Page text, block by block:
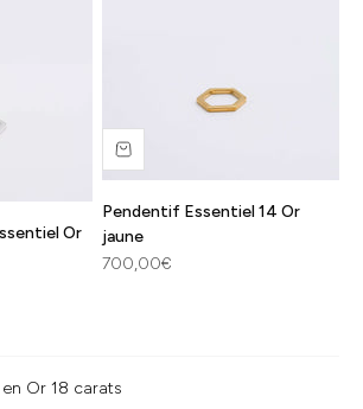
Or
Pendentif Essentiel 14 Or
jaune
Prix de vente
700,00€
Or 18 carats